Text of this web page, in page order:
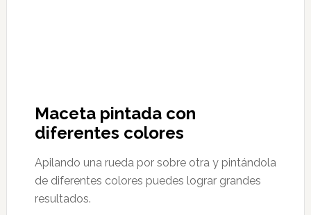
Maceta pintada con
diferentes colores
Apilando una rueda por sobre otra y pintándola
de diferentes colores puedes lograr grandes
resultados.